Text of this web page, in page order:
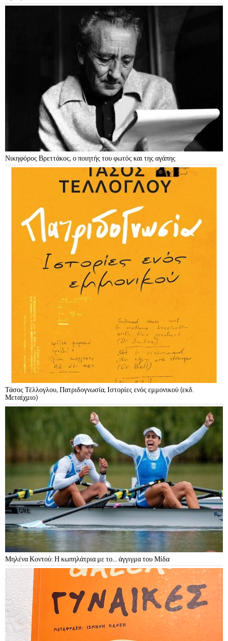
Νικηφόρος Βρεττάκος, ο ποιητής του φωτός και της αγάπης
Τάσος Τέλλογλου, Πατριδογνωσία, Ιστορίες ενός εμμονικού (εκδ.
Μεταίχμιο)
Μηλένα Κοντού: Η κωπηλάτρια με το… άγγιγμα του Μίδα